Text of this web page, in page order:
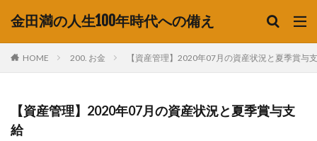
金田満の人生100年時代への備え
HOME 200. お金 【資産管理】2020年07月の資産状況と夏季賞与
【資産管理】2020年07月の資産状況と夏季賞与支
給